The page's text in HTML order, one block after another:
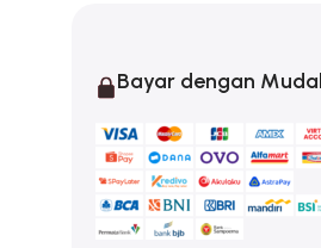
Bayar dengan